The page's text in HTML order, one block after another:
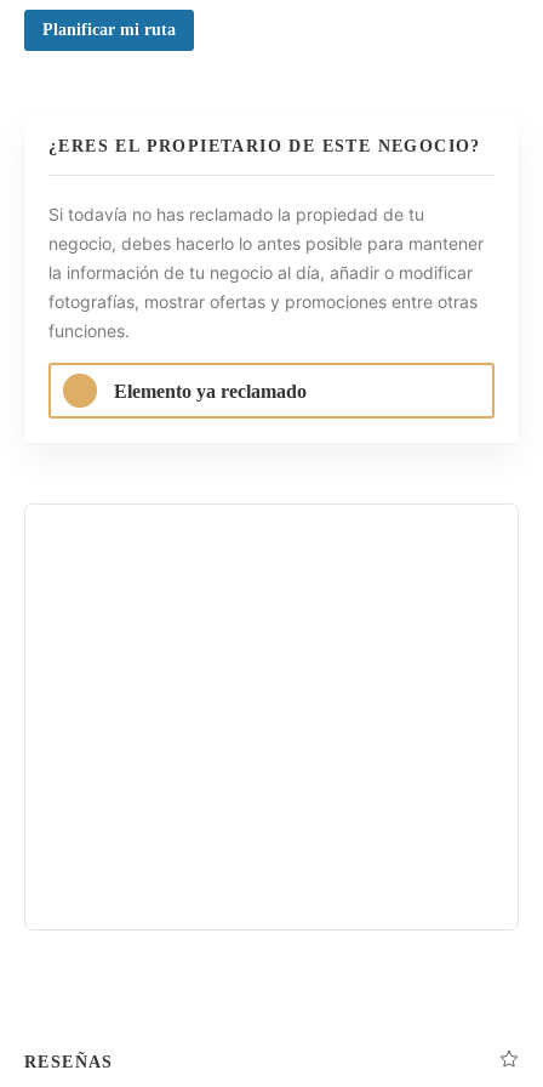
Planificar mi ruta
¿ERES EL PROPIETARIO DE ESTE NEGOCIO?
Si todavía no has reclamado la propiedad de tu
negocio, debes hacerlo lo antes posible para mantener
la información de tu negocio al día, añadir o modificar
fotografías, mostrar ofertas y promociones entre otras
funciones.
Elemento ya reclamado
RESEÑAS